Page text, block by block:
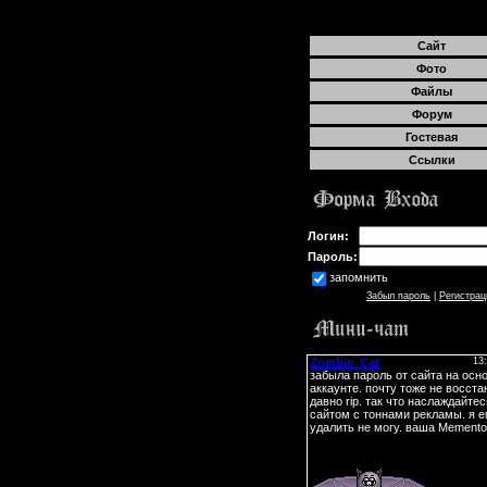
Сайт
Фото
Файлы
Форум
Гостевая
Ссылки
Логин:
Пароль:
запомнить
Забыл пароль